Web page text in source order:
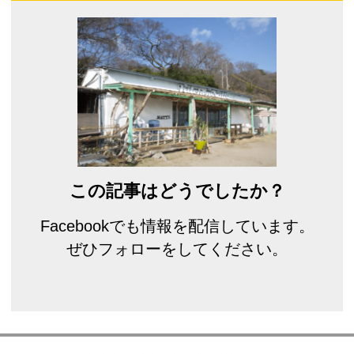
この記事はどうでしたか？
Facebookでも情報を配信しています。
ぜひフォローをしてください。